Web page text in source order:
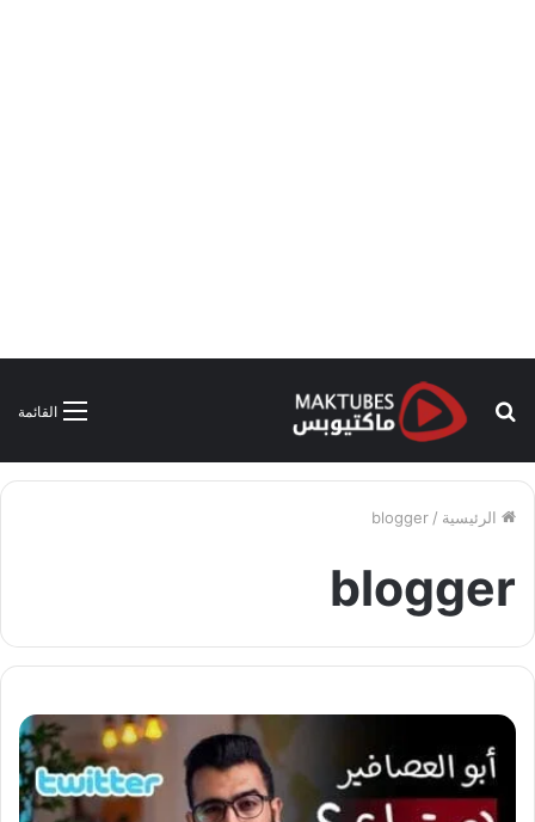
القائمة
بحث
الرئيسية /
blogger
blogger